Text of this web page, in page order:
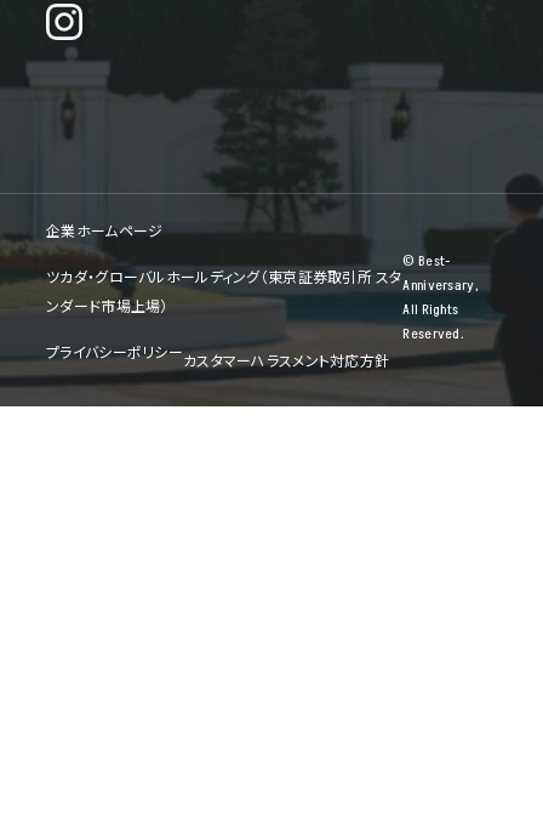
企業ホームページ
ツカダ・グローバルホールディング（東京証券取引所 スタ
ンダード市場上場）
プライバシーポリシーカスタマーハラスメント対応方針
© Best-
Anniversary,
All Rights
Reserved.